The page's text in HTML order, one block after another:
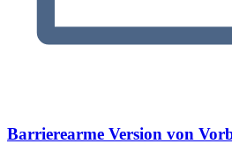
Barrierearme Version von